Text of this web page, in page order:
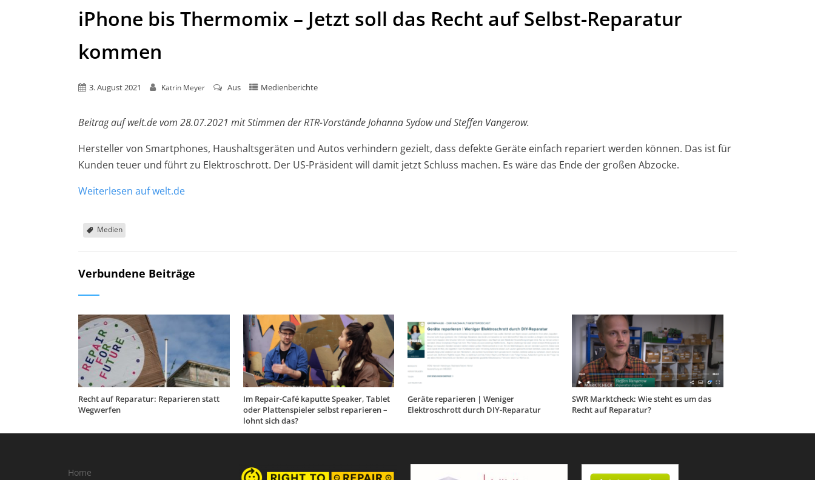
iPhone bis Thermomix – Jetzt soll das Recht auf Selbst-Reparatur
kommen
3. August 2021 Katrin Meyer Aus Medienberichte
Beitrag auf welt.de vom 28.07.2021 mit Stimmen der RTR-Vorstände Johanna Sydow und Steffen Vangerow.
Hersteller von Smartphones, Haushaltsgeräten und Autos verhindern gezielt, dass defekte Geräte einfach repariert werden können. Das ist für
Kunden teuer und führt zu Elektroschrott. Der US-Präsident will damit jetzt Schluss machen. Es wäre das Ende der großen Abzocke.
Weiterlesen auf welt.de
Medien
Verbundene Beiträge
Recht auf Reparatur: Reparieren statt
Wegwerfen
Im Repair-Café kaputte Speaker, Tablet
oder Plattenspieler selbst reparieren –
lohnt sich das?
Geräte reparieren | Weniger
Elektroschrott durch DIY-Reparatur
SWR Marktcheck: Wie steht es um das
Recht auf Reparatur?
Home